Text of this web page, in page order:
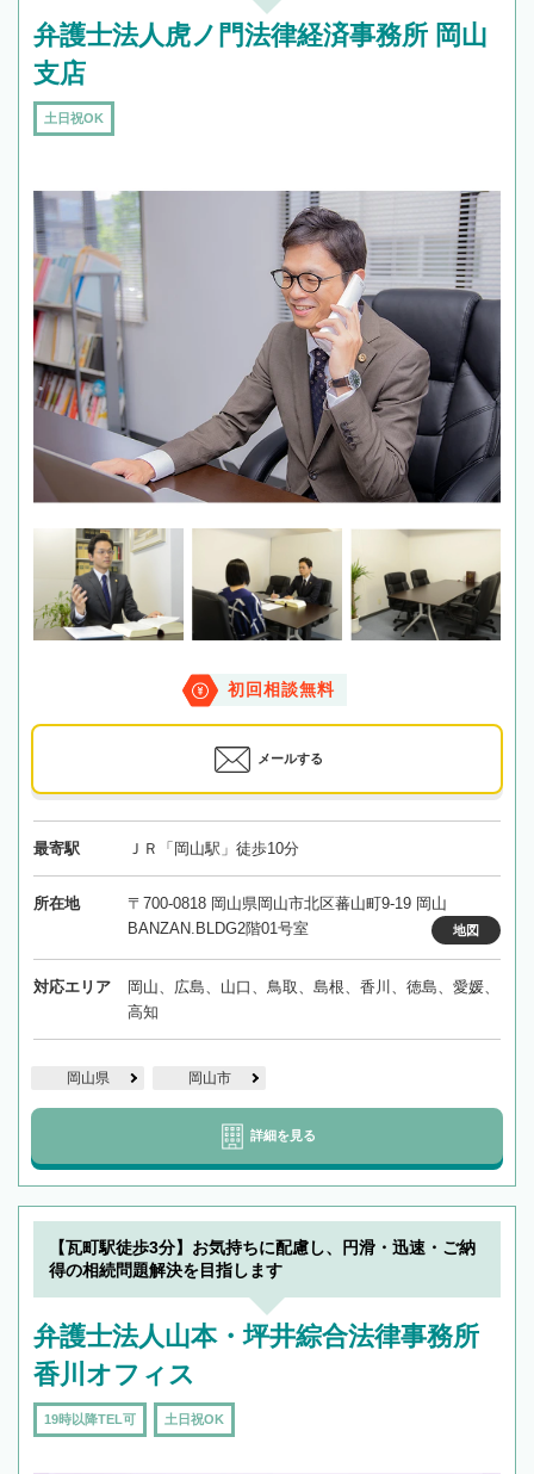
弁護士法人虎ノ門法律経済事務所 岡山
支店
土日祝OK
初回相談無料
メールする
最寄駅 ＪＲ「岡山駅」徒歩10分
所在地
〒700-0818 岡山県岡山市北区蕃山町9-19 岡山
BANZAN.BLDG2階01号室
地図
対応エリア
岡山、広島、山口、鳥取、島根、香川、徳島、愛媛、
高知
岡山県 岡山市
詳細を見る
【瓦町駅徒歩3分】お気持ちに配慮し、円滑・迅速・ご納
得の相続問題解決を目指します
弁護士法人山本・坪井綜合法律事務所
香川オフィス
19時以降TEL可 土日祝OK